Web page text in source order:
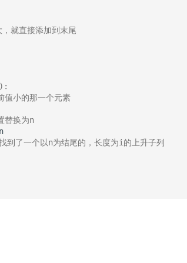
就直接添加到末尾
):
值小的那一个元素
替换为n
n
到了一个以n为结尾的，长度为i的上升子列